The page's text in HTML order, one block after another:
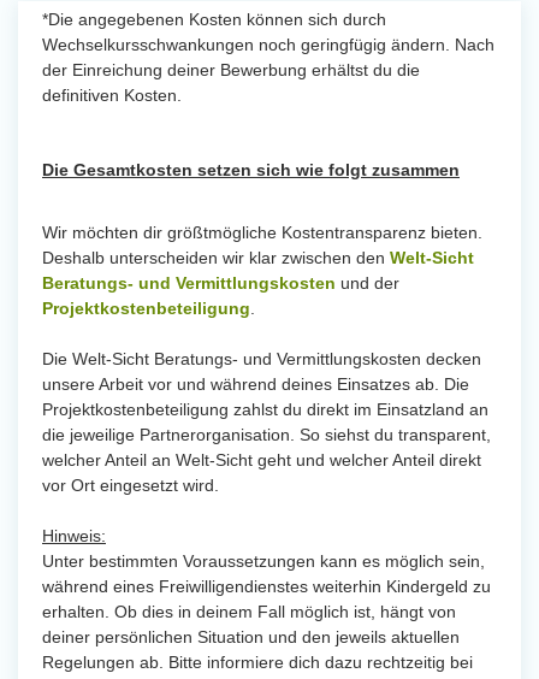
*Die angegebenen Kosten können sich durch
Wechselkursschwankungen noch geringfügig ändern. Nach
der Einreichung deiner Bewerbung erhältst du die
definitiven Kosten.
Die Gesamtkosten setzen sich wie folgt zusammen
Wir möchten dir größtmögliche Kostentransparenz bieten.
Deshalb unterscheiden wir klar zwischen den Welt-Sicht
Beratungs- und Vermittlungskosten und der
Projektkostenbeteiligung
Die Welt-Sicht Beratungs- und Vermittlungskosten decken
unsere Arbeit vor und während deines Einsatzes ab. Die
Projektkostenbeteiligung zahlst du direkt im Einsatzland an
die jeweilige Partnerorganisation. So siehst du transparent,
welcher Anteil an Welt-Sicht geht und welcher Anteil direkt
vor Ort eingesetzt wird.
Hinweis:
Unter bestimmten Voraussetzungen kann es möglich sein,
während eines Freiwilligendienstes weiterhin Kindergeld zu
erhalten. Ob dies in deinem Fall möglich ist, hängt von
deiner persönlichen Situation und den jeweils aktuellen
Regelungen ab. Bitte informiere dich dazu rechtzeitig bei